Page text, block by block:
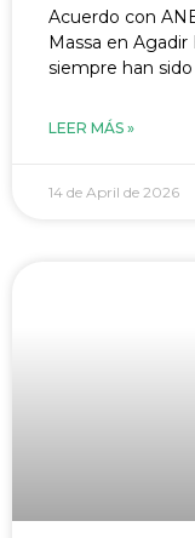
Acuerdo con
Massa en
siempre han
LEER MÁS »
14 de April de 2026